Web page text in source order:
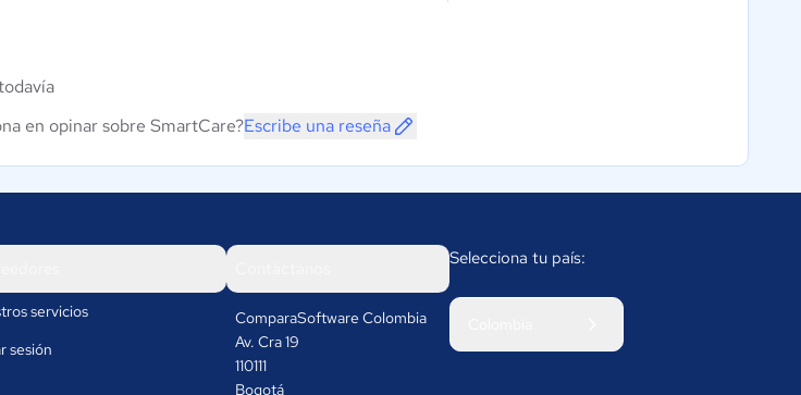
en opinar sobre SmartCare?Escribe una reseña
servicios
sesión
ComparaSoftware Colombia
Av. Cra 19
110111
Bogotá
Selecciona tu país: